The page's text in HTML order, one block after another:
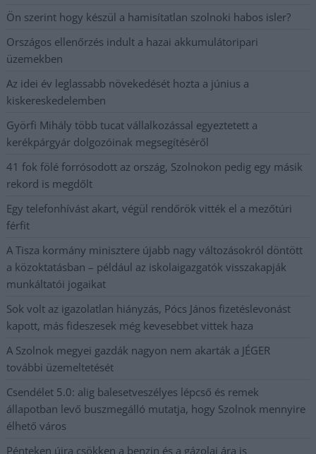
Ön szerint hogy készül a hamisítatlan szolnoki habos isler?
Országos ellenőrzés indult a hazai akkumulátoripari
üzemekben
Az idei év leglassabb növekedését hozta a június a
kiskereskedelemben
Györfi Mihály több tucat vállalkozással egyeztetett a
kerékpárgyár dolgozóinak megsegítéséről
41 fok fölé forrósodott az ország, Szolnokon pedig egy másik
rekord is megdőlt
Egy telefonhívást akart, végül rendőrök vitték el a mezőtúri
férfit
A Tisza kormány minisztere újabb nagy változásokról döntött
a közoktatásban – például az iskolaigazgatók visszakapják
munkáltatói jogaikat
Sok volt az igazolatlan hiányzás, Pócs János fizetéslevonást
kapott, más fideszesek még kevesebbet vittek haza
A Szolnok megyei gazdák nagyon nem akarták a JÉGER
további üzemeltetését
Csendélet 5.0: alig balesetveszélyes lépcső és remek
állapotban levő buszmegálló mutatja, hogy Szolnok mennyire
élhető város
Pénteken újra csökken a benzin és a gázolaj ára is